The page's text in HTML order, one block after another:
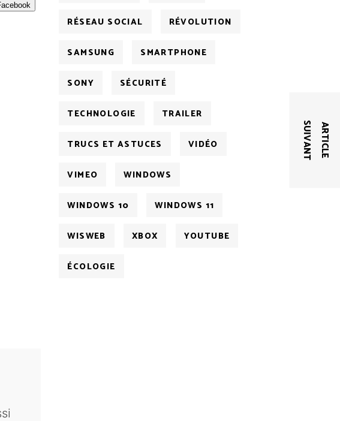
A
R
T
I
C
L
E
S U
I
V
A
N
T
RÉSEAU SOCIAL RÉVOLUTION
SAMSUNG SMARTPHONE
SONY SÉCURITÉ
TECHNOLOGIE TRAILER
TRUCS ET ASTUCES VIDÉO
VIMEO WINDOWS
WINDOWS 10 WINDOWS 11
WISWEB XBOX YOUTUBE
ÉCOLOGIE